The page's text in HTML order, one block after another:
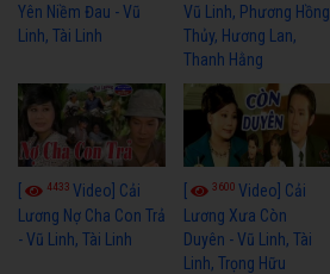
Yên Niềm Đau - Vũ
Linh, Tài Linh
Vũ Linh, Phương Hồng
Thủy, Hương Lan,
Thanh Hằng
4433 Video] Cải
Lương Nợ Cha Con Trả
- Vũ Linh, Tài Linh
3600Video] Cải
Lương Xưa Còn
Duyên - Vũ Linh, Tài
Linh, Trọng Hữu